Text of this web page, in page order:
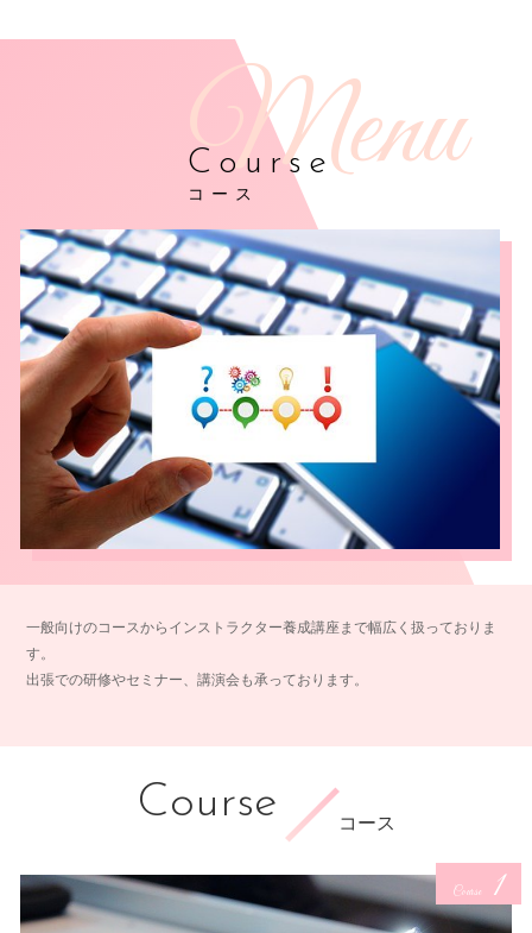
Course
コース
一般向けのコースからインストラクター養成講座まで幅広く扱っておりま
す。
出張での研修やセミナー、講演会も承っております。
Course コース
Course 1